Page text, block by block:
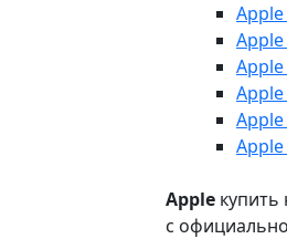
Apple
Apple
Apple
Apple
Apple
Apple
с